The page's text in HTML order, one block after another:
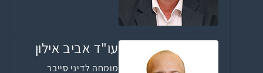
עו"ד אביב אילון
מומחה לדיני סייבר